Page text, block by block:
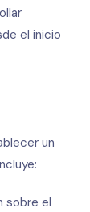
el inicio
un
sobre el